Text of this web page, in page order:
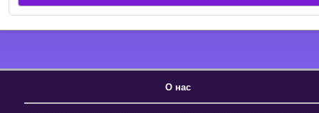
О нас